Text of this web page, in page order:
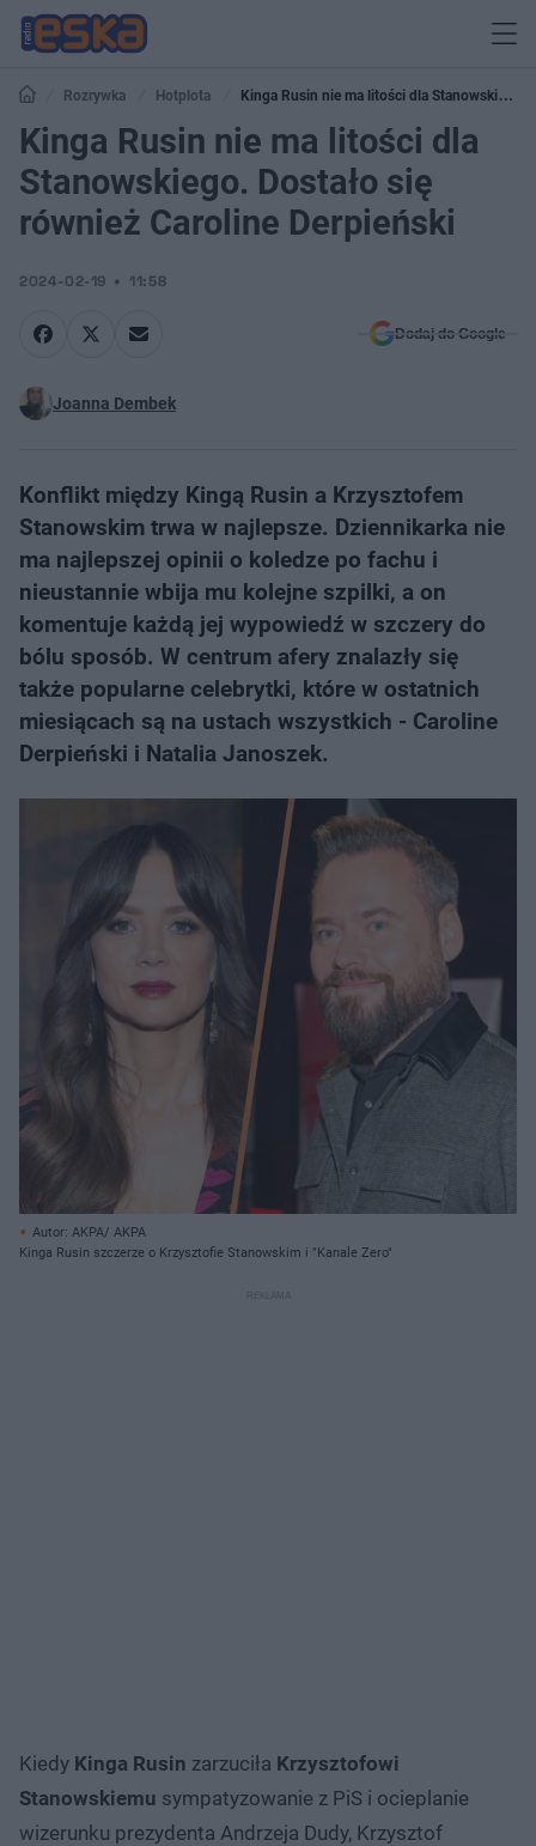
Rozrywka Hotplota
Kinga Rusin nie ma litości dla Stanowskiego.
Dostało się również Caroline Derpieński
Kinga Rusin nie ma litości dla
Stanowskiego. Dostało się
również Caroline Derpieński
2024-02-19 11:58
Dodaj do Google
Joanna Dembek
Konflikt między Kingą Rusin a Krzysztofem
Stanowskim trwa w najlepsze. Dziennikarka nie
ma najlepszej opinii o koledze po fachu i
nieustannie wbija mu kolejne szpilki, a on
komentuje każdą jej wypowiedź w szczery do
bólu sposób. W centrum afery znalazły się
także popularne celebrytki, które w ostatnich
miesiącach są na ustach wszystkich - Caroline
Derpieński i Natalia Janoszek.
Autor: AKPA/ AKPA
Kinga Rusin szczerze o Krzysztofie Stanowskim i "Kanale Zero"
Kiedy Kinga Rusin zarzuciła Krzysztofowi
Stanowskiemu sympatyzowanie z PiS i ocieplanie
wizerunku prezydenta Andrzeja Dudy, Krzysztof